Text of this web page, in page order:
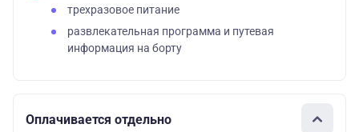
трехразовое питание
развлекательная программа и путевая
информация на борту
Оплачивается отдельно